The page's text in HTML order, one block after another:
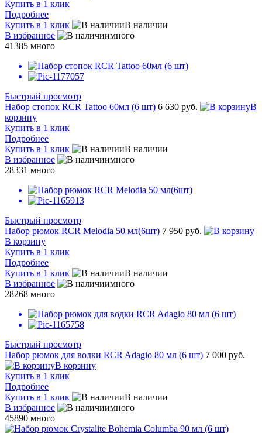
Купить в 1 клик
Подробнее
Купить в 1 клик
В наличии
В избранное
много
41385 много
Быстрый просмотр
Набор стопок RCR Tattoo 60мл (6 шт) 6 630 руб.
В
корзину
Купить в 1 клик
Подробнее
Купить в 1 клик
В наличии
В избранное
много
28331 много
Быстрый просмотр
Набор рюмок RCR Melodia 50 мл(6шт) 7 950 руб.
В корзину
Купить в 1 клик
Подробнее
Купить в 1 клик
В наличии
В избранное
много
28268 много
Быстрый просмотр
Набор рюмок для водки RCR Adagio 80 мл (6 шт) 7 000 руб.
В корзину
Купить в 1 клик
Подробнее
Купить в 1 клик
В наличии
В избранное
много
45890 много